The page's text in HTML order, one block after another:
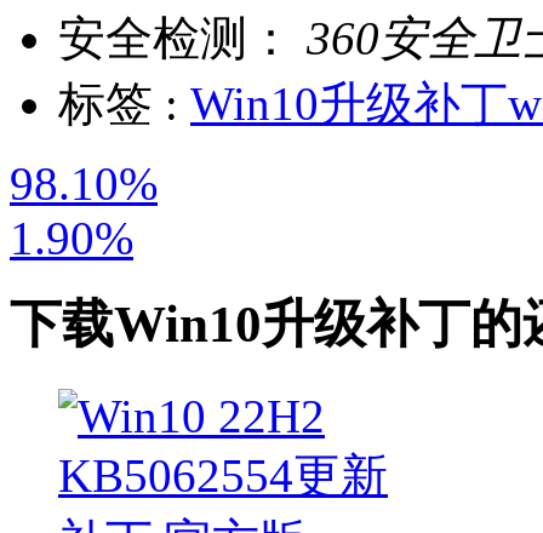
安全检测：
360安全卫
标签 : Win10升级补丁
98.10%
1.90%
下载Win10升级补丁的